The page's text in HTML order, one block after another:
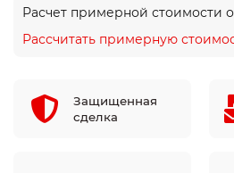
Расчет примерной стоимости
Рассчитать примерную
Защищенная
сделка